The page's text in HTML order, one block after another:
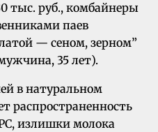
тыс. руб., комбайнеры
паев
— сеном, зерном”
35 лет).
в натуральном
распространенность
излишки молока